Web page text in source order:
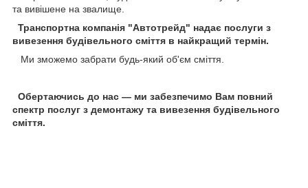
та вивішене на звалище.
Транспортна компанія "Автотрейд" надає послуги з
вивезення будівельного сміття в найкращий термін.
Ми зможемо забрати будь-який об'єм сміття.
Обертаючись до нас — ми забезпечимо Вам повний
спектр послуг з демонтажу та вивезення будівельного
сміття.